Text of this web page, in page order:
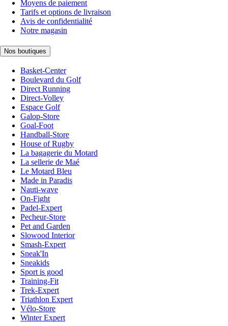
Moyens de paiement
Tarifs et options de livraison
Avis de confidentialité
Notre magasin
Nos boutiques
Basket-Center
Boulevard du Golf
Direct Running
Direct-Volley
Espace Golf
Galop-Store
Goal-Foot
Handball-Store
House of Rugby
La bagagerie du Motard
La sellerie de Maé
Le Motard Bleu
Made in Paradis
Nauti-wave
On-Fight
Padel-Expert
Pecheur-Store
Pet and Garden
Slowood Interior
Smash-Expert
Sneak'In
Sneakids
Sport is good
Training-Fit
Trek-Expert
Triathlon Expert
Vélo-Store
Winter Expert